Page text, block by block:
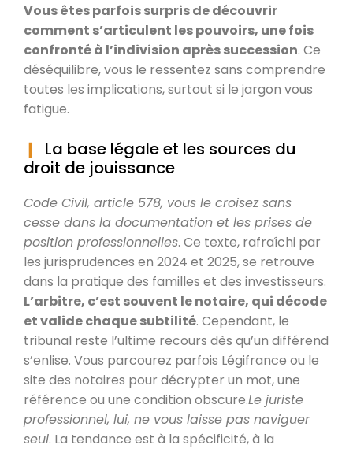
Vous êtes parfois surpris de découvrir
comment s’articulent les pouvoirs, une fois
confronté à l’indivision après succession. Ce
déséquilibre, vous le ressentez sans comprendre
toutes les implications, surtout si le jargon vous
fatigue.
La base légale et les sources du
droit de jouissance
Code Civil, article 578, vous le croisez sans
cesse dans la documentation et les prises de
position professionnelles. Ce texte, rafraîchi par
les jurisprudences en 2024 et 2025, se retrouve
dans la pratique des familles et des investisseurs.
L’arbitre, c’est souvent le notaire, qui décode
et valide chaque subtilité. Cependant, le
tribunal reste l’ultime recours dès qu’un différend
s’enlise. Vous parcourez parfois Légifrance ou le
site des notaires pour décrypter un mot, une
référence ou une condition obscure.Le juriste
professionnel, lui, ne vous laisse pas naviguer
seul. La tendance est à la spécificité, à la